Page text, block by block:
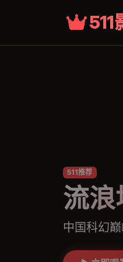
511
511推荐
流
中国科幻